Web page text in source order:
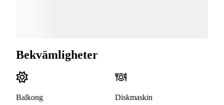
Bekvämligheter
Balkong Diskmaskin